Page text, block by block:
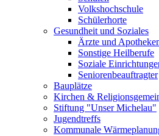
Volkshochschule
Schülerhorte
Gesundheit und Soziales
Ärzte und
Sonstige Heilberufe
Soziale
Seniorenbeauftragter
Bauplätze
Kirchen &
Stiftung "Unser Michelau"
Jugendtreffs
Kommunale